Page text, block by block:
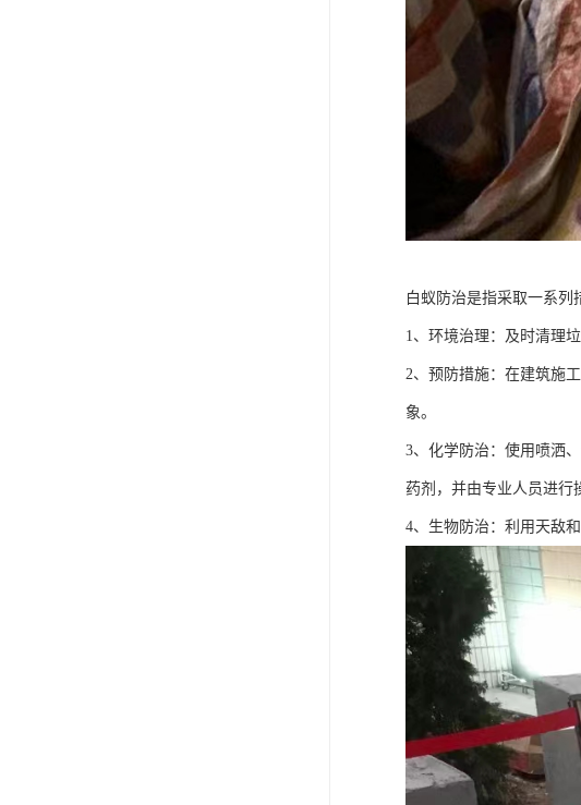
白蚁防治是指采取一系列
1、环境治理：及时清理
2、预防措施：在建筑施
象。
3、化学防治：使用喷洒
药剂，并由专业人员进行
4、生物防治：利用天敌